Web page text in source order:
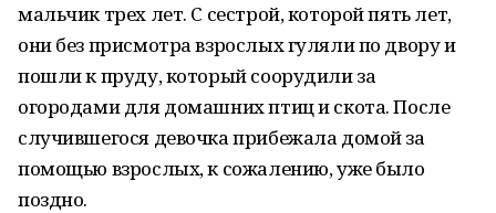
мальчик трех лет. С сестрой, которой пять лет,
они без присмотра взрослых гуляли по двору и
пошли к пруду, который соорудили за
огородами для домашних птиц и скота. После
случившегося девочка прибежала домой за
помощью взрослых, к сожалению, уже было
поздно.